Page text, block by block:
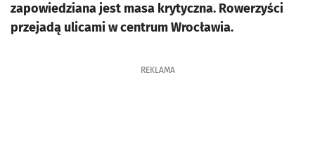
zapowiedziana jest masa krytyczna. Rowerzyści
przejadą ulicami w centrum Wrocławia.
REKLAMA